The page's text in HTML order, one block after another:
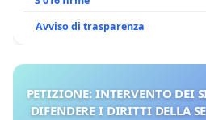
Avviso di trasparenza
PETIZIONE: INTERVENTO DEI
DIFENDERE I DIRITTI DELLA